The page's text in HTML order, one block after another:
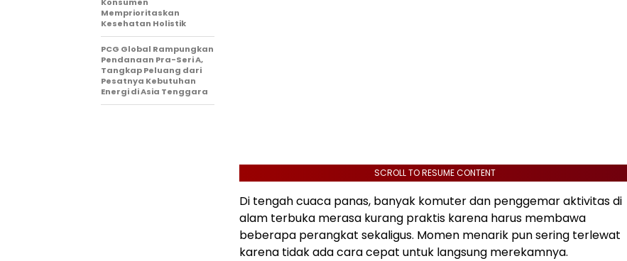
SCROLL TO RESUME CONTENT
Di tengah cuaca panas, banyak komuter dan penggemar aktivitas di
alam terbuka merasa kurang praktis karena harus membawa
beberapa perangkat sekaligus. Momen menarik pun sering terlewat
karena tidak ada cara cepat untuk langsung merekamnya.
Memprioritaskan
Kesehatan Holistik
PCG Global Rampungkan
Pendanaan Pra-Seri A,
Tangkap Peluang dari
Pesatnya Kebutuhan
Energi di Asia Tenggara